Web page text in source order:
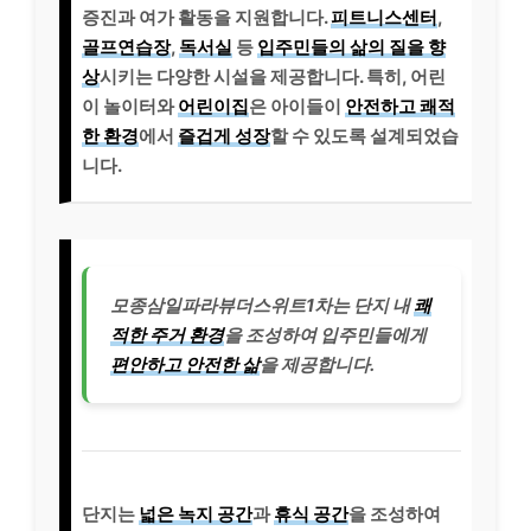
증진과 여가 활동을 지원합니다.피트니스센터,
골프연습장, 독서실 등 입주민들의 삶의 질을 향
상시키는 다양한 시설을 제공합니다. 특히, 어린
이 놀이터와어린이집은 아이들이 안전하고 쾌적
한 환경에서 즐겁게 성장할 수 있도록 설계되었습
니다.
모종삼일파라뷰더스위트1차는 단지 내쾌
적한 주거 환경을 조성하여 입주민들에게
편안하고 안전한 삶을 제공합니다.
단지는 넓은 녹지 공간과휴식 공간을 조성하여